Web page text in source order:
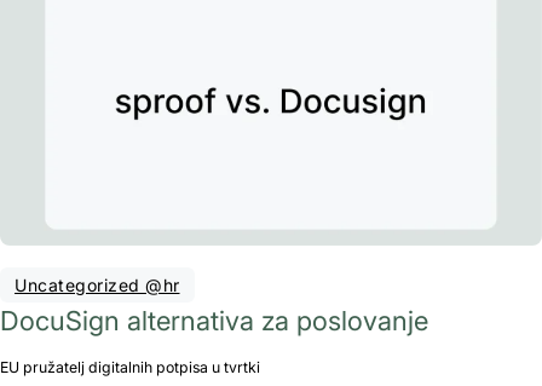
Uncategorized @hr
DocuSign alternativa za poslovanje
EU pružatelj digitalnih potpisa u tvrtki